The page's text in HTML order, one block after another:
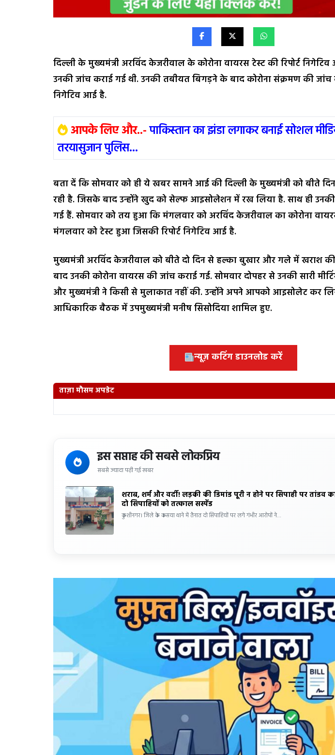
दिल्ली के मुख्यमंत्री अरविंद केजरीवाल के कोरोना वायरस टेस्ट की रिपोर्ट
उनकी जांच कराई गई थी. उनकी तबीयत बिगड़ने के बाद कोरोना संक्रमण की जांच
निगेटिव आई है.
आपके लिए और..-पाकिस्तान का झंडा लगाकर बनाई सोशल
तरयासुजान पुलिस...
बता दें कि सोमवार को ही ये खबर सामने आई की दिल्ली के मुख्यमंत्री को बीते
रही है. जिसके बाद उन्होंने खुद को सेल्फ आइसोलेशन में रख लिया है. साथ ही
गई हैं. सोमवार को तय हुआ कि मंगलवार को अरविंद केजरीवाल का कोरोना
मंगलवार को टेस्ट हुआ जिसकी रिपोर्ट निगेटिव आई है.
मुख्यमंत्री अरविंद केजरीवाल को बीते दो दिन से हल्का बुखार और गले में खराश
बाद उनकी कोरोना वायरस की जांच कराई गई. सोमवार दोपहर से उनकी सारी
और मुख्यमंत्री ने किसी से मुलाकात नहीं की. उन्होंने अपने आपको आइसोलेट कर
आधिकारिक बैठक में उपमुख्यमंत्री मनीष सिसोदिया शामिल हुए.
न्यूज़ कटिंग डाउनलोड करें
ताज़ा मौसम अपडेट
इस सप्ताह की सबसे लोकप्रिय
सबसे ज्यादा पढ़ी गई खबर
शराब, शर्म और वर्दी! लड़की की डिमांड पूरी न होने पर सिपाही पर तांडव
दो सिपाहियों को तत्काल सस्पेंड
कुशीनगर। जिले के कसया थाने में तैनात दो सिपाहियों पर लगे गंभीर आरोपों ने…